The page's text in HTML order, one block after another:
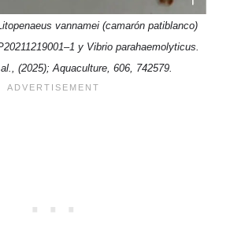
vannamei (camarón patiblanco)
y Vibrio parahaemolyticus.
(2025); Aquaculture, 606, 742579.